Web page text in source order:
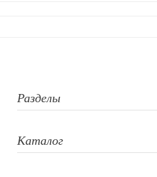
(CO2
Разделы
Каталог